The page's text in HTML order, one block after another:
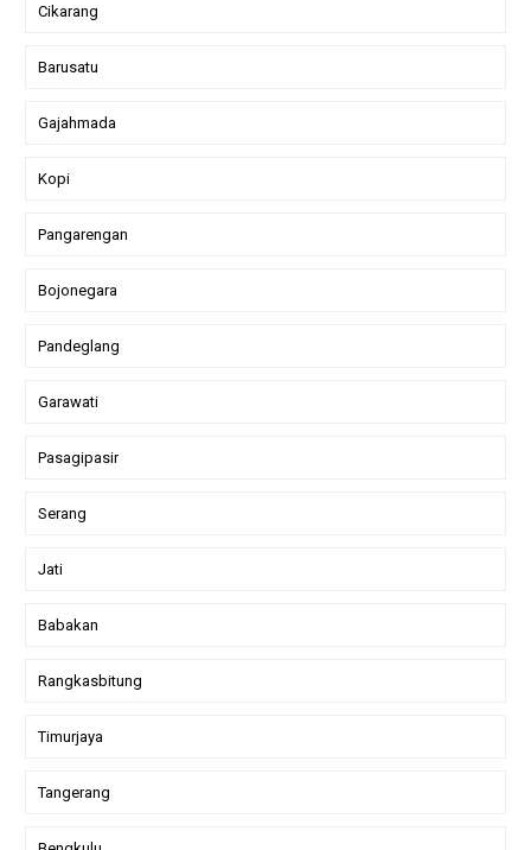
Cikarang
Barusatu
Gajahmada
Kopi
Pangarengan
Bojonegara
Pandeglang
Garawati
Pasagipasir
Serang
Jati
Babakan
Rangkasbitung
Timurjaya
Tangerang